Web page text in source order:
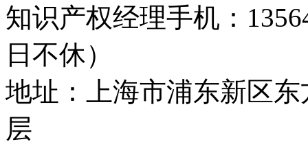
知识产权经理手机：
日不休）
地址：上海市浦东新区
层